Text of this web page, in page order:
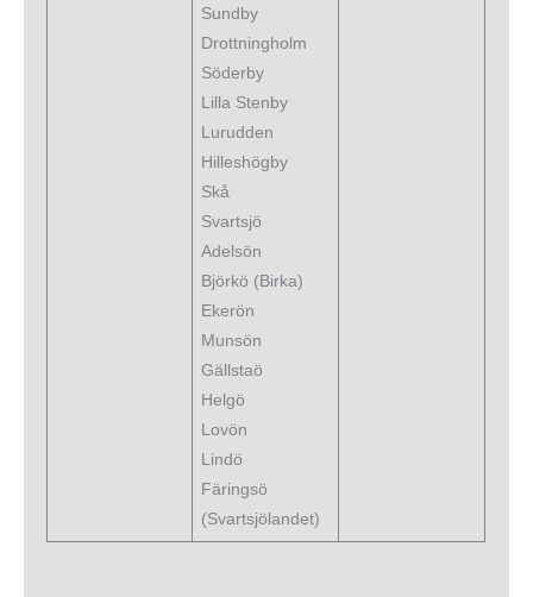
Sundby
Drottningholm
Söderby
Lilla Stenby
Lurudden
Hilleshögby
Skå
Svartsjö
Adelsön
Björkö (Birka)
Ekerön
Munsön
Gällstaö
Helgö
Lovön
Lindö
Färingsö
(Svartsjölandet)